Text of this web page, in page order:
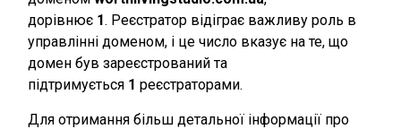
дорівнює 1. Реєстратор відіграє важливу роль в
управлінні доменом, і це число вказує на те, що
домен був зареєстрований та
підтримується 1 реєстраторами.
Для отримання більш детальної інформації про